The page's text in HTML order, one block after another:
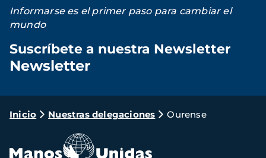
Informarse es el primer paso para cambiar el
mundo
Suscríbete a nuestra Newsletter
Newsletter
Ruta
navegación
Inicio Nuestras delegaciones Ourense